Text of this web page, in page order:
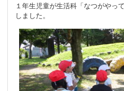
１年生児童が生活科「なつがやっ
しました。